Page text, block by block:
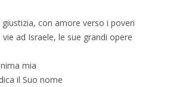
giustizia, con amore verso i poveri
ad Israele, le sue grandi opere
mia
il Suo nome